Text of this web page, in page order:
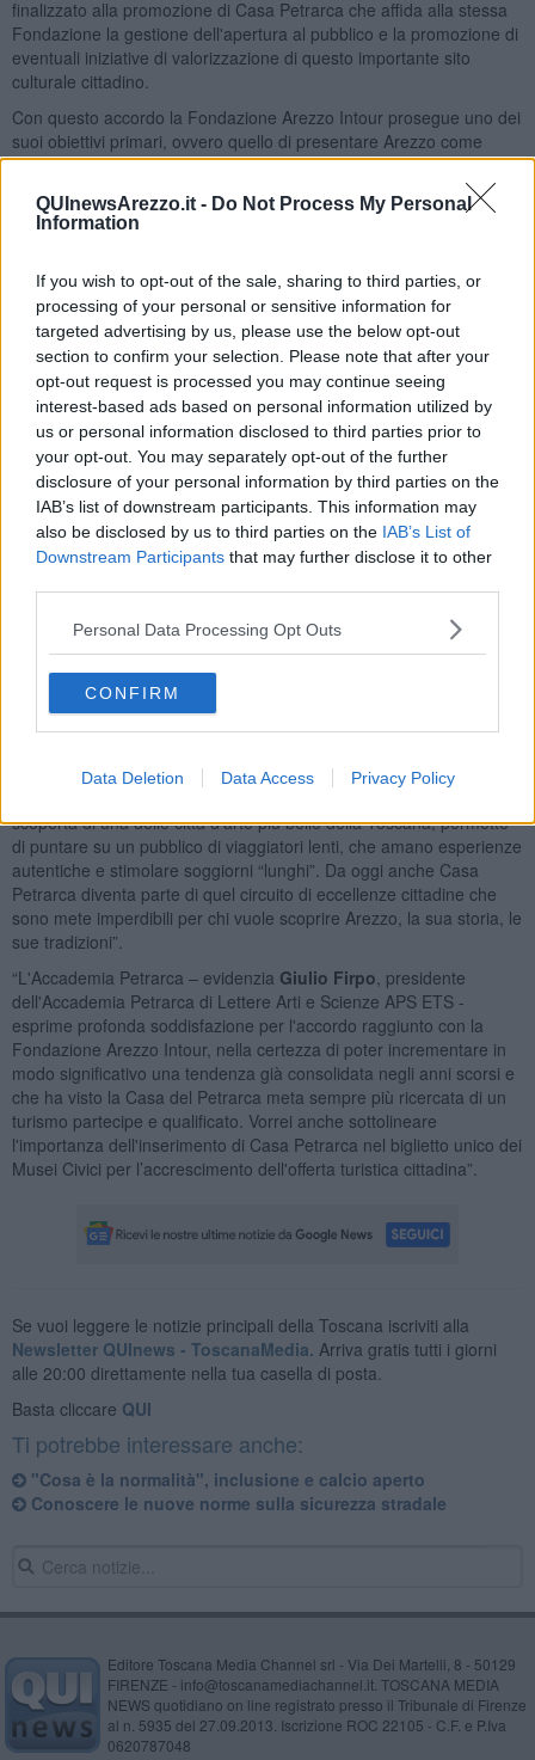
QUInewsArezzo.it - Do Not Process My Personal
Information
If you wish to opt-out of the sale, sharing to third parties, or
processing of your personal or sensitive information for
targeted advertising by us, please use the below opt-out
section to confirm your selection. Please note that after your
opt-out request is processed you may continue seeing
interest-based ads based on personal information utilized by
us or personal information disclosed to third parties prior to
your opt-out. You may separately opt-out of the further
disclosure of your personal information by third parties on the
IAB’s list of downstream participants. This information may
also be disclosed by us to third parties on the IAB’s List of
Downstream Participants that may further disclose it to other
Personal Data Processing Opt Outs
CONFIRM
Data Deletion Data Access Privacy Policy
finalizzato alla promozione di Casa Petrarca che affida alla stessa
Fondazione la gestione dell'apertura al pubblico e la promozione di
eventuali iniziative di valorizzazione di questo importante sito
culturale cittadino.
Con questo accordo la Fondazione Arezzo Intour prosegue uno dei
suoi obiettivi primari, ovvero quello di presentare Arezzo come
“itinerario diffuso”, mettendo in rete gli attrattori turistici cittadini.
Fra le attività previste per la gestione di Casa Petrarca, oltre alla
gestione degli accessi, la Fondazione si occuperà della vendita di
libri e pubblicazioni e della distribuzione di materiale informativo.
L'accordo definisce tariffe, orari di apertura, responsabilità in
materia di sicurezza e manutenzione, e prevede un contributouna
tantumda parte della Fondazione Arezzo Intour.
Intanto verrà offerto un “biglietto combinato” che oltre alla visita di
Casa Petrarca sarà valido anche per scoprire il Museo della Giostra
e viceversa.
Inoltre, a partire dalla prossima Pasqua, la visita a Casa Petrarca
sarà inclusa nel “biglietto unico dei Musei Civici” ( ovvero il “Pass B”
di MUAR).
Particolare attenzione verrà offerta al sistema di accoglienza
turistica: Casa Petrarca sarà infatti dotata di un info point. Tra gli
obiettivi di valorizzazione, di primaria importanza c’è quello dello
promuovere Arezzo come destinazione culturale.
“Grazie a questo accordo - commenta il presidente della
ulteriormente l'offerta turistica cittadina. L’idea di mettere in rete i
scoperta di una delle città d’arte più belle della Toscana, permette
di puntare su un pubblico di viaggiatori lenti, che amano esperienze
autentiche e stimolare soggiorni “lunghi”. Da oggi anche Casa
Petrarca diventa parte di quel circuito di eccellenze cittadine che
sono mete imperdibili per chi vuole scoprire Arezzo, la sua storia, le
sue tradizioni”.
“L'Accademia Petrarca – evidenzia Giulio Firpo , presidente
dell'Accademia Petrarca di Lettere Arti e Scienze APS ETS -
esprime profonda soddisfazione per l'accordo raggiunto con la
Fondazione Arezzo Intour, nella certezza di poter incrementare in
modo significativo una tendenza già consolidata negli anni scorsi e
che ha visto la Casa del Petrarca meta sempre più ricercata di un
turismo partecipe e qualificato. Vorrei anche sottolineare
l'importanza dell'inserimento di Casa Petrarca nel biglietto unico dei
Musei Civici per l’accrescimento dell'offerta turistica cittadina”.
Se vuoi leggere le notizie principali della Toscana iscriviti alla
Newsletter QUInews - ToscanaMedia. Arriva gratis tutti i giorni
alle 20:00 direttamente nella tua casella di posta.
Basta cliccare QUI
Ti potrebbe interessare anche:
"Cosa è la normalità", inclusione e calcio aperto
Conoscere le nuove norme sulla sicurezza stradale
Editore Toscana Media Channel srl - Via Dei Martelli, 8 - 50129
FIRENZE - info@toscanamediachannel.it. TOSCANA MEDIA
NEWS quotidiano on line registrato presso il Tribunale di Firenze
al n. 5935 del 27.09.2013. Iscrizione ROC 22105 - C.F. e P.Iva
0620787048